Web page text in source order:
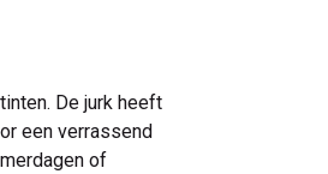
De jurk heeft
een verrassend
of